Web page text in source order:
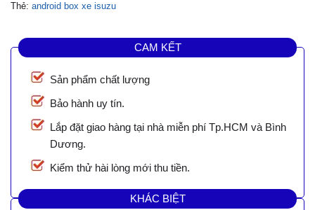
Thẻ: android box xe isuzu
CAM KẾT
Sản phẩm chất lượng
Bảo hành uy tín.
Lắp đặt giao hàng tại nhà miễn phí Tp.HCM và Bình
Dương.
Kiểm thử hài lòng mới thu tiền.
KHÁC BIỆT